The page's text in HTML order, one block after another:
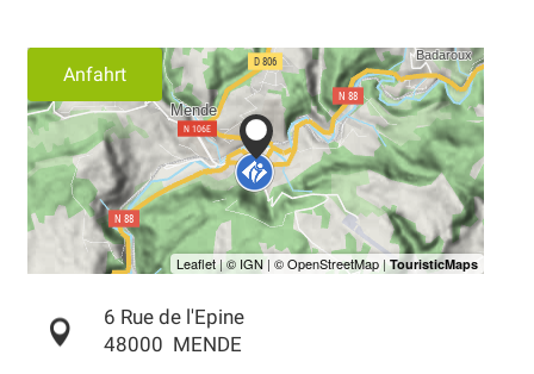
Anfahrt
6 Rue de l'Epine
48000 MENDE